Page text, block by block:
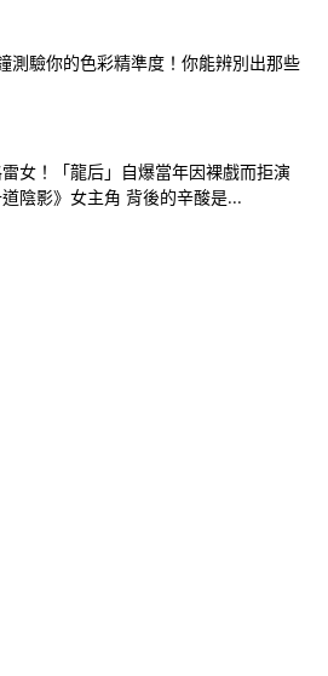
測驗你的色彩精準度！你能辨別出那些
女！「龍后」自爆當年因裸戲而拒演
道陰影》女主角 背後的辛酸是...